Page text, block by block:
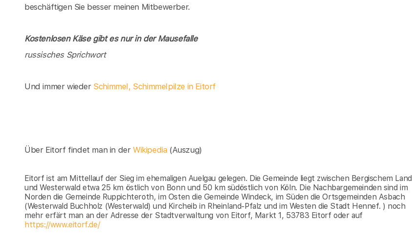
beschäftigen Sie besser meinen Mitbewerber.
Kostenlosen Käse gibt es nur in der Mausefalle
russisches Sprichwort
Und immer wieder Schimmel, Schimmelpilze in Eitorf
Über Eitorf findet man in derWikipedia (Auszug)
Eitorf ist am Mittellauf der Sieg im ehemaligen Auelgau gelegen. Die Gemeinde liegt zwischen Bergischem Land
und Westerwald etwa 25 km östlich von Bonn und 50 km südöstlich von Köln. Die Nachbargemeinden sind im
Norden die Gemeinde Ruppichteroth, im Osten die Gemeinde Windeck, im Süden die Ortsgemeinden Asbach
(Westerwald Buchholz (Westerwald) und Kircheib in Rheinland-Pfalz und im Westen die Stadt Hennef. ) noch
mehr erfärt man an der Adresse der Stadtverwaltung von Eitorf, Markt 1, 53783 Eitorf oder auf
https://www.eitorf.de/